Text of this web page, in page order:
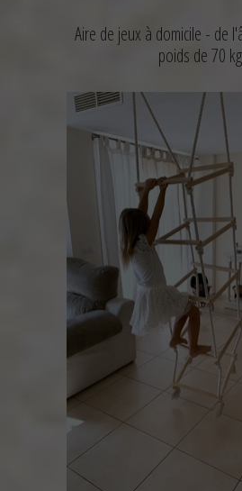
Aire de jeux à domicile - de
poids de 70